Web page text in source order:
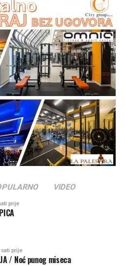
od Sniga pomorci su 1514.
od Sniga te je u njenu čast i
je od tada mjesto vjere,
nebeskoj Majci.
da je Gospa trajno
i da majčinskom brigom
Gospin pogled je okrenut
koje plove tom uvalom,
koje putuju između otoka i
putem. To je pogled naše
bdije nad nama, hrabri, tješi
Bogom“, rekao je mons.
VIDEO
prije
sati prije
/ Noć punog miseca